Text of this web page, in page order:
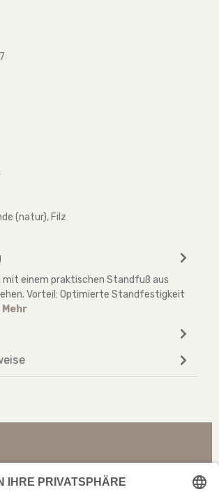
(natur), Filz
mit einem praktischen Standfuß aus
Vorteil: Optimierte Standfestigkeit
Mehr
Sie uns